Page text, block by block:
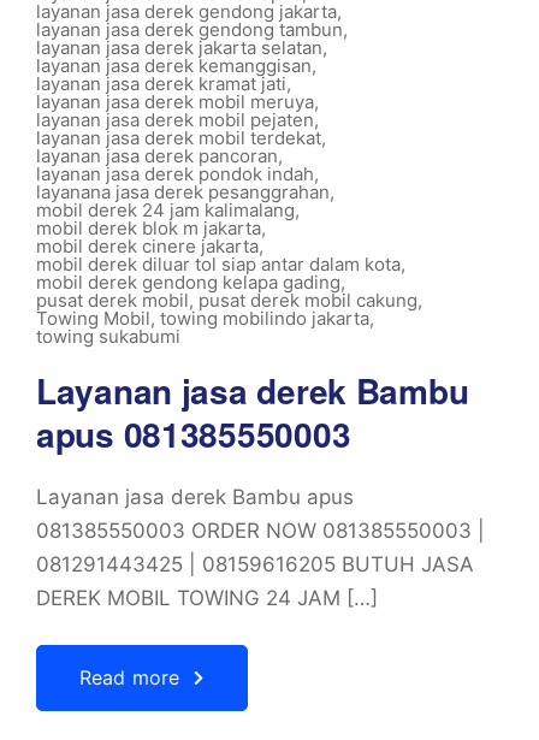
layanan jasa derek gendong jakarta,
layanan jasa derek gendong tambun,
layanan jasa derek jakarta selatan,
layanan jasa derek kemanggisan,
layanan jasa derek kramat jati,
layanan jasa derek mobil meruya,
layanan jasa derek mobil pejaten,
layanan jasa derek mobil terdekat,
layanan jasa derek pancoran,
layanan jasa derek pondok indah,
layanana jasa derek pesanggrahan,
mobil derek 24 jam kalimalang,
mobil derek blok m jakarta,
mobil derek cinere jakarta,
mobil derek diluar tol siap antar dalam kota,
mobil derek gendong kelapa gading,
pusat derek mobil, pusat derek mobil cakung,
Towing Mobil, towing mobilindo jakarta,
towing sukabumi
Layanan jasa derek Bambu
apus 081385550003
Layanan jasa derek Bambu apus
081385550003 ORDER NOW 081385550003 |
081291443425 | 08159616205 BUTUH JASA
DEREK MOBIL TOWING 24 JAM […]
Read more